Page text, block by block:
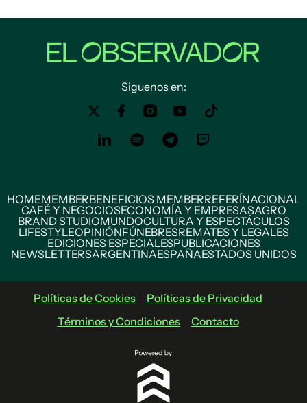
Siguenos en:
HOMEMEMBERBENEFICIOS MEMBERREFERÍNACIONAL
CAFÉ Y NEGOCIOSECONOMÍA Y EMPRESASAGRO
BRAND STUDIOMUNDOCULTURA Y ESPECTÁCULOS
LIFESTYLEOPINIÓNFÚNEBRESREMATES Y LEGALES
EDICIONES ESPECIALESPUBLICACIONES
NEWSLETTERSARGENTINAESPAÑAESTADOS UNIDOS
Políticas de Cookies
Políticas de Privacidad
Términos y Condiciones
Contacto